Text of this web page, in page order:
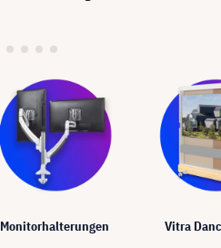
Monitorhalterungen Vitra